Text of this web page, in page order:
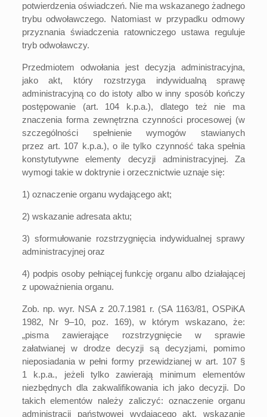
potwierdzenia oświadczeń. Nie ma wskazanego żadnego
trybu odwoławczego. Natomiast w przypadku odmowy
przyznania świadczenia ratowniczego ustawa reguluje
tryb odwoławczy.
Przedmiotem odwołania jest decyzja administracyjna,
jako akt, który rozstrzyga indywidualną sprawę
administracyjną co do istoty albo w inny sposób kończy
postępowanie (art. 104 k.p.a.), dlatego też nie ma
znaczenia forma zewnętrzna czynności procesowej (w
szczególności spełnienie wymogów stawianych
przezart. 107 k.p.a.), o ile tylko czynność taka spełnia
konstytutywne elementy decyzji administracyjnej. Za
wymogi takie w doktrynie i orzecznictwie uznaje się:
1) oznaczenie organu wydającego akt;
2) wskazanie adresata aktu;
3) sformułowanie rozstrzygnięcia indywidualnej sprawy
administracyjnej oraz
4) podpis osoby pełniącej funkcję organu albo działającej
z upoważnienia organu.
Zob. np. wyr. NSA z 20.7.1981 r. (SA 1163/81, OSPiKA
1982, Nr 9–10, poz. 169), w którym wskazano, że:
„pisma zawierające rozstrzygnięcie w sprawie
załatwianej w drodze decyzji są decyzjami, pomimo
nieposiadania w pełni formy przewidzianej w art. 107 §
1
k.p.a., jeżeli tylko zawierają minimum elementów
niezbędnych dla zakwalifikowania ich jako decyzji. Do
takich elementów należy zaliczyć: oznaczenie organu
administracji państwowej wydającego akt, wskazanie